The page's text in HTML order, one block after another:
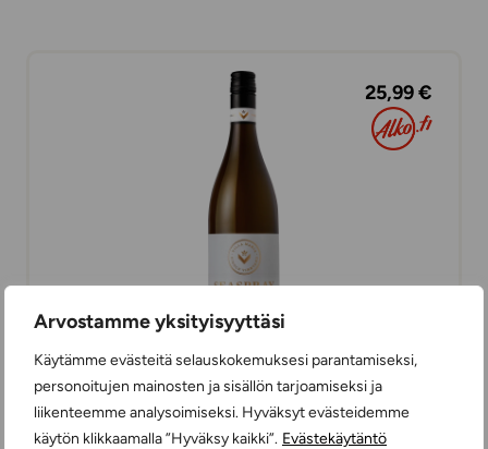
Arvostamme yksityisyyttäsi
Käytämme evästeitä selauskokemuksesi parantamiseksi,
personoitujen mainosten ja sisällön tarjoamiseksi ja
liikenteemme analysoimiseksi. Hyväksyt evästeidemme
käytön klikkaamalla ”Hyväksy kaikki”. Evästekäytäntö
25,99 €
Villa Maria Single Vineyard Seaspray
Sauvignon Blanc
VALKOVIINIT